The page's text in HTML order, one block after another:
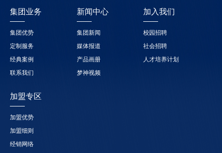
集团业务
集团优势
定制服务
经典案例
联系我们
新闻中心
集团新闻
媒体报道
产品画册
梦神视频
加入我们
校园招聘
社会招聘
人才培养计划
加盟专区
加盟优势
加盟细则
经销网络